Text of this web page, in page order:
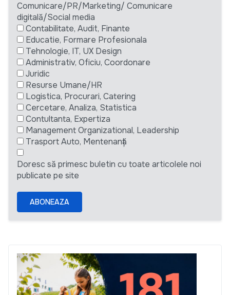
Comunicare/PR/Marketing/ Comunicare
digitală/Social media
Contabilitate, Audit, Finante
Educatie, Formare Profesionala
Tehnologie, IT, UX Design
Administrativ, Oficiu, Coordonare
Juridic
Resurse Umane/HR
Logistica, Procurari, Catering
Cercetare, Analiza, Statistica
Contultanta, Expertiza
Management Organizational, Leadership
Trasport Auto, Mentenanță
Doresc să primesc buletin cu toate articolele noi
publicate pe site
ABONEAZA